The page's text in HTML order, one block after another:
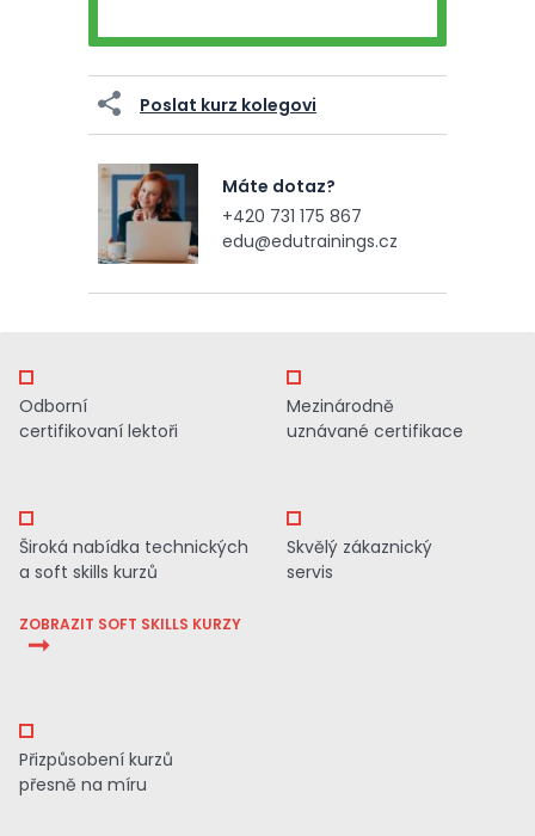
Poslat kurz kolegovi
Máte dotaz?
+420 731 175 867
edu@edutrainings.cz
Odborní
certifikovaní lektoři
Mezinárodně
uznávané certifikace
Široká nabídka technických
a soft skills kurzů
ZOBRAZIT SOFT SKILLS KURZY
Skvělý zákaznický
servis
Přizpůsobení kurzů
přesně na míru